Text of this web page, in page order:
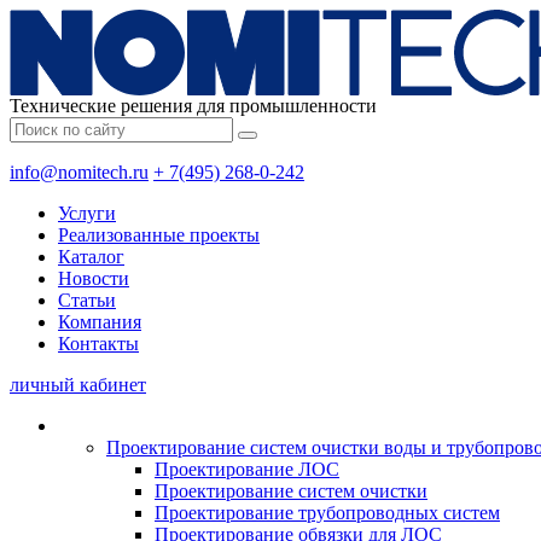
Технические решения для промышленности
info@nomitech.ru + 7(495) 268-0-242
Услуги
Реализованные проекты
Каталог
Новости
Статьи
Компания
Контакты
личный кабинет
Проектирование систем очистки воды и
Проектирование ЛОС
Проектирование систем очистки
Проектирование трубопроводных систем
Проектирование обвязки для ЛОС